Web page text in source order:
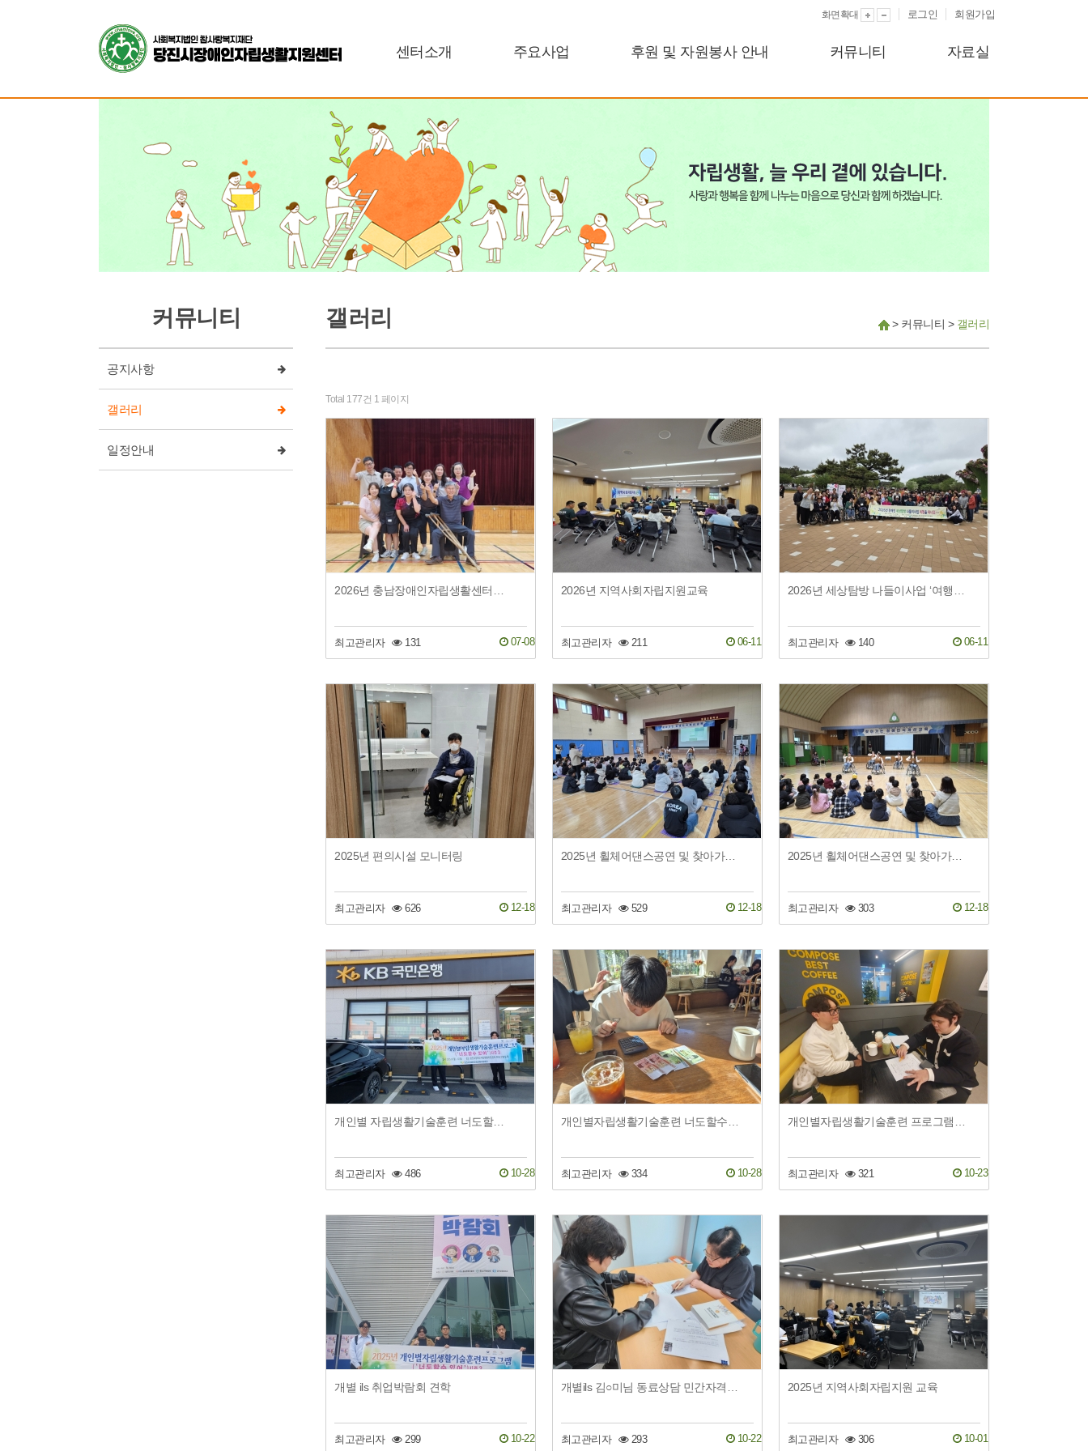
화면확대 로그인 회원가입
센터소개 주요사업 후원 및 자원봉사 안내 커뮤니티 자료실
커뮤니티
공지사항
갤러리
일정안내
갤러리 > 커뮤니티 > 갤러리
Total 177건 1 페이지
최고관리자 131 07-08
2026년 지역사회자립지원교육
최고관리자 211 06-11 최고관리자 140 06-11
2025년 편의시설 모니터링
최고관리자 626 12-18
2025년 휠체어댄스공연 및 찾아가는 장애인식개선교육 (동암초, 명지초)
최고관리자 529 12-18
2025년 휠체어댄스공연 및 찾아가는 장애인식개선교육 (대산초병설유치원)
최고관리자 303 12-18
개인별 자립생활기술훈련 너도할수있어 시즌3 개별 ils 윤*웅 주택청약 통장만들…
최고관리자 486 10-28 최고관리자 334 10-28 최고관리자 321 10-23
개별 ils 취업박람회 견학
최고관리자 299 10-22 최고관리자 293 10-22
2025년 지역사회자립지원 교육
최고관리자 306 10-01